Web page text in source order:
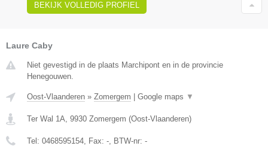
BEKIJK VOLLEDIG PROFIEL
Laure Caby
Niet gevestigd in de plaats Marchipont en in de provincie
Henegouwen.
Oost-Vlaanderen » Zomergem Google maps ▼
Ter Wal 1A, 9930 Zomergem (Oost-Vlaanderen)
Tel: 0468595154, Fax: -, BTW-nr: -